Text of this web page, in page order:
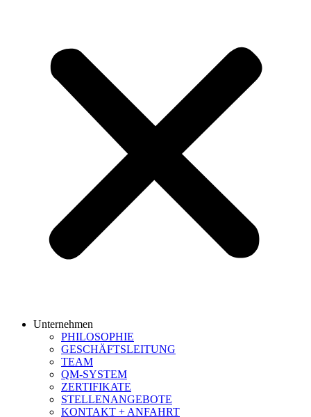
Unternehmen
PHILOSOPHIE
GESCHÄFTSLEITUNG
TEAM
QM-SYSTEM
ZERTIFIKATE
STELLENANGEBOTE
KONTAKT + ANFAHRT